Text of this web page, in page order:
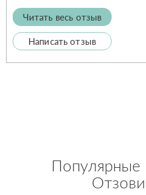
Читать весь отзыв
Написать отзыв
Популярные